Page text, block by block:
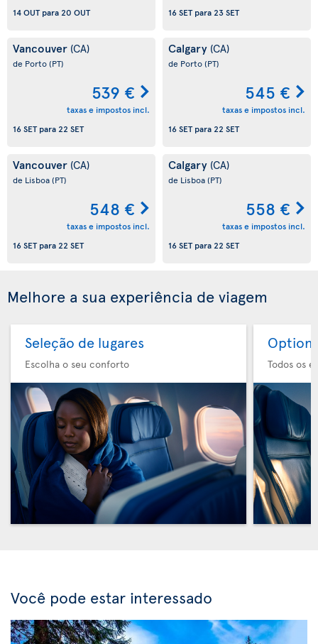
14 OUTpara20 OUT
16 SETpara23 SET
Vancouver (CA)
de Porto(PT)
539 €
taxas e impostos incl.
16 SETpara22 SET
Calgary (CA)
de Porto(PT)
545 €
taxas e impostos incl.
16 SETpara22 SET
Vancouver (CA)
de Lisboa(PT)
548 €
taxas e impostos incl.
16 SETpara22 SET
Calgary (CA)
de Lisboa(PT)
558 €
taxas e impostos incl.
16 SETpara22 SET
Melhore a sua experiência de viagem
Seleção de lugares
Escolha o seu conforto
Option
Todos os
Você pode estar interessado